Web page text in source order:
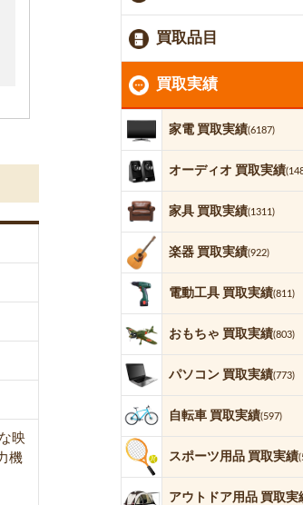
映
機
買取品目
買取実績
家電 買取実績(6187)
オーディオ 買取実績
家具 買取実績(1311)
楽器 買取実績(922)
電動工具 買取実績(811)
おもちゃ 買取実績(803)
パソコン 買取実績(773)
自転車 買取実績(597)
スポーツ用品 買取実績
アウトドア用品 買取実